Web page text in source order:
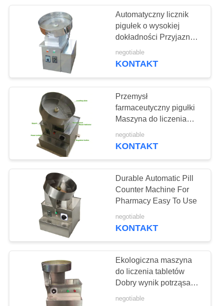
Mieszanie blendera
24
Maszyna do
granulacji tabletek
22
Przemysłowy piec
suszący
Automatyczny licznik
pigułek o wysokiej
dokładności Przyjazny
dla środowiska
Certyfikat CE
negotiable
KONTAKT
Przemysł
farmaceutyczny pigułki
Maszyna do liczenia
tabletek Niska
awaryjność
negotiable
KONTAKT
Durable Automatic Pill
Counter Machine For
Pharmacy Easy To Use
negotiable
KONTAKT
Ekologiczna maszyna
do liczenia tabletów
Dobry wynik potrząsania
Zdjęcie - Sonda
negotiable